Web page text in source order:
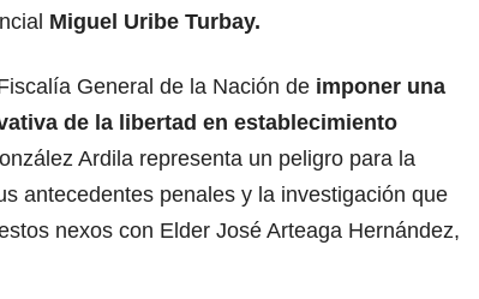
Miguel Uribe Turbay.
General de la Nación de imponer una
de la libertad en establecimiento
Ardila representa un peligro para la
antecedentes penales y la investigación que
nexos con Elder José Arteaga Hernández,